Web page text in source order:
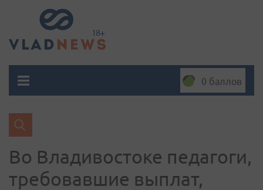
0 баллов
Во Владивостоке педагоги,
требовавшие выплат,